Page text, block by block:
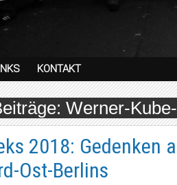
KONTAKT
Werner-
2018: Gedenken
Ost-Berlins